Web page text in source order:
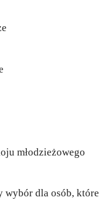
młodzieżowego
wybór dla osób, które